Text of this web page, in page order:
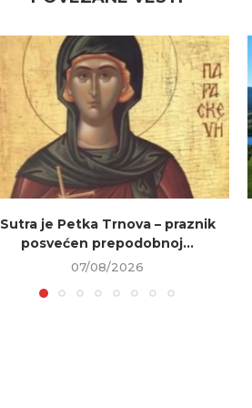
Sutra je Petka Trnova – praznik
posvećen prepodobnoj...
07/08/2026